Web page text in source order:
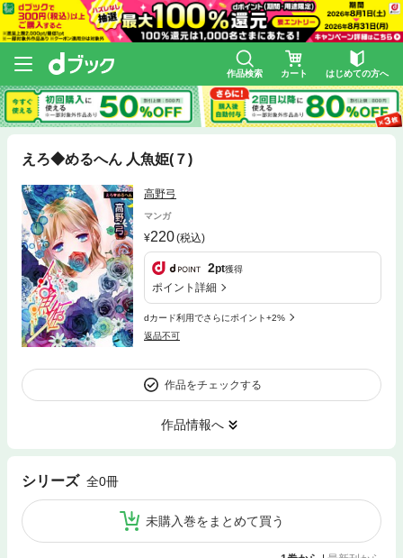
作品検索 カート はじめての方へ
えろ◆めるへん 人魚姫(７)
高野弓
マンガ
220(税込)
2pt獲得
ポイント詳細
dカード利用でさらにポイント+2%
返品不可
作品をチェックする
作品情報へ
シリーズ 全0冊
未購入巻をまとめて買う